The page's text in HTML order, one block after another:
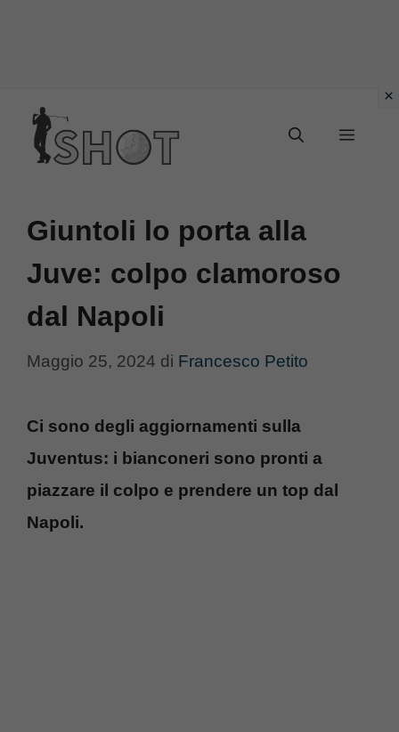
contenuto
Menu
Giuntoli lo porta alla
Juve: colpo clamoroso
dal Napoli
Maggio 25, 2024 di Francesco Petito
Ci sono degli aggiornamenti sulla
Juventus: i bianconeri sono pronti a
piazzare il colpo e prendere un top dal
Napoli.